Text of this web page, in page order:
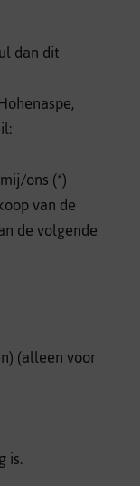
dan dit
ons (*)
van de
de volgende
(alleen voor
is.